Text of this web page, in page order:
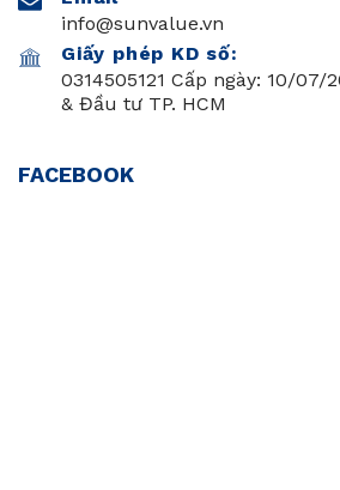
info@sunvalue.vn
Giấy phép KD số:
0314505121 Cấp ngày: 10/07/
& Đầu tư TP. HCM
FACEBOOK